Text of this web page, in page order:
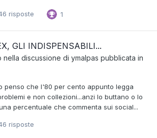
risposte 1
GLI INDISPENSABILI...
nella discussione di ymalpas pubblicata in
penso che l'80 per cento appunto legga
e non collezioni...anzi lo buttano o lo
percentuale che commenta sui social...
risposte